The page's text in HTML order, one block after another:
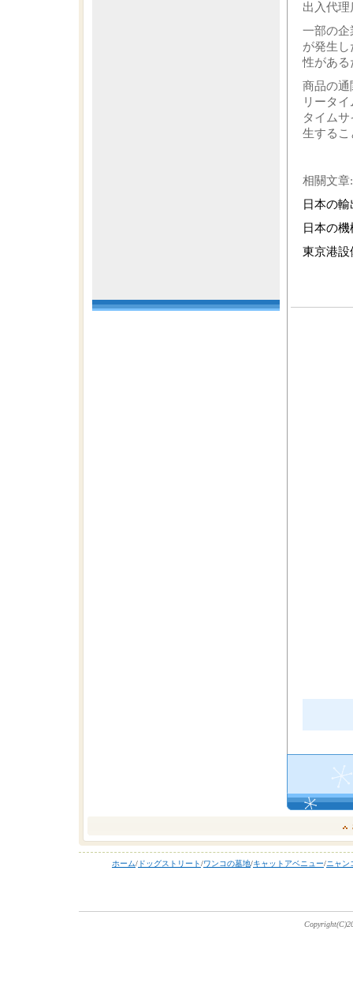
出入代
一部の企
が発生
性がある
商品の通
リータ
タイム
生するこ
相關文章:
日本の
日本の
東京港設
ホーム/ ドッグストリート/ワンコの墓地/キャットアベニュー/ニャン